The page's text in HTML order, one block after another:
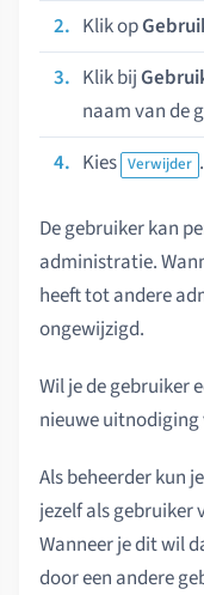
Klik op
Klik bij
naam van de
Kies Verwijder .
De gebruiker kan
administratie.
heeft tot andere
ongewijzigd.
Wil je de gebruiker
nieuwe uitnodiging
Als beheerder kun
jezelf als
Wanneer je dit wil
door een andere